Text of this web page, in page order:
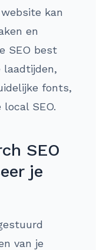
kan
en
SEO best
fonts,
SEO.
SEO
je
van je